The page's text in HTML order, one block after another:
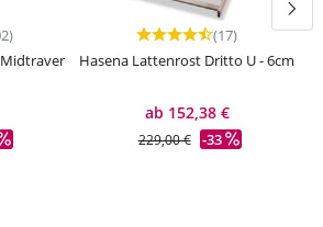
Bewertung von 4.77 von 5 Sternen
Durchschnittliche
(17)
Hasena Lattenrost Dritto U - 6cm
ab 152,38 €
229,00 € -33